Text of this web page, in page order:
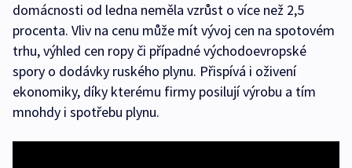
domácnosti od ledna neměla vzrůst o více než 2,5
procenta. Vliv na cenu může mít vývoj cen na spotovém
trhu, výhled cen ropy či případné východoevropské
spory o dodávky ruského plynu. Přispívá i oživení
ekonomiky, díky kterému firmy posilují výrobu a tím
mnohdy i spotřebu plynu.